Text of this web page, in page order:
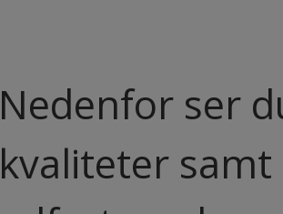
Nedenfor ser
kvaliteter